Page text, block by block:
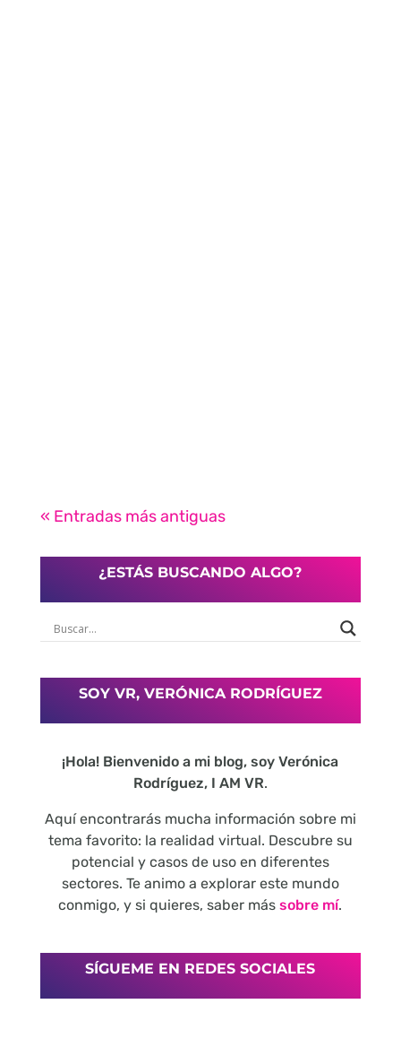
« Entradas más antiguas
¿ESTÁS BUSCANDO ALGO?
SOY VR, VERÓNICA RODRÍGUEZ
¡Hola! Bienvenido a mi blog, soy Verónica
Rodríguez, I AM VR.
Aquí encontrarás mucha información sobre mi
tema favorito: la realidad virtual. Descubre su
potencial y casos de uso en diferentes
sectores. Te animo a explorar este mundo
conmigo, y si quieres, saber mássobre mí.
SÍGUEME EN REDES SOCIALES